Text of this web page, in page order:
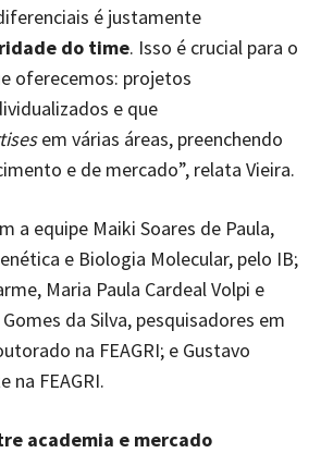
é justamente
do time. Isso é crucial para o
oferecemos: projetos
e que
em várias áreas, preenchendo
e de mercado”, relata Vieira.
a equipe Maiki Soares de Paula,
e Biologia Molecular, pelo IB;
Maria Paula Cardeal Volpi e
da Silva, pesquisadores em
na FEAGRI; e Gustavo
na FEAGRI.
academia e mercado